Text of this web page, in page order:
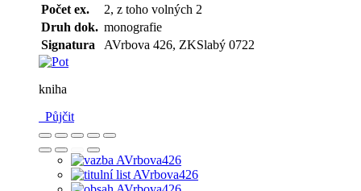
Počet ex.
2, z toho volných 2
Druh dok. monografie
Signatura
AVrbova 426, ZKSlabý 0722
kniha
Půjčit